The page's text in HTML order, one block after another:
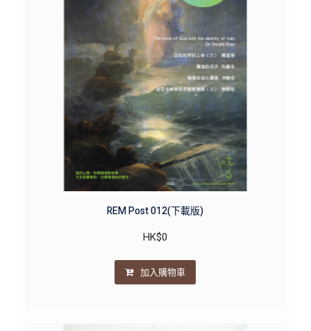
REM Post 012(下載版)
HK$0
加入購物車